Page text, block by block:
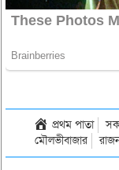
প্রথম পাতা
মৌলভীবাজার